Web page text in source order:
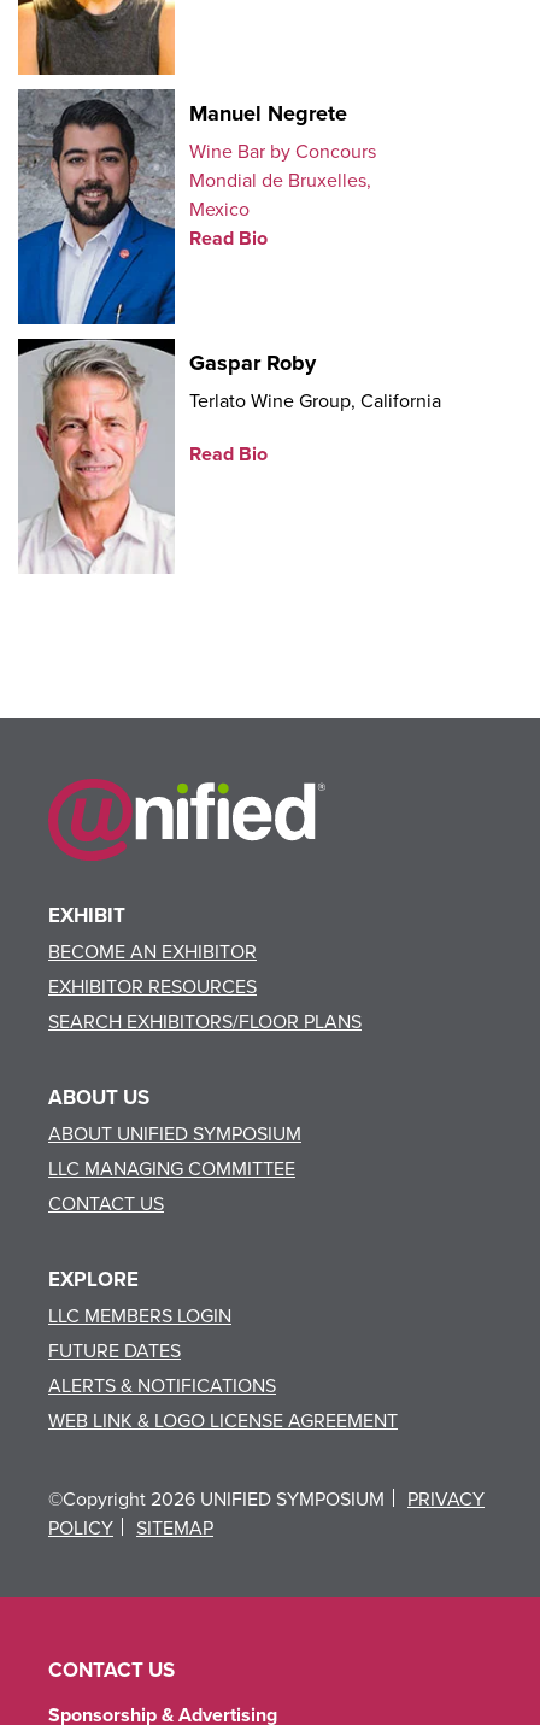
Manuel Negrete
Wine Bar by Concours
Mondial de Bruxelles,
Mexico
Read Bio
Gaspar Roby
Terlato Wine Group, California
Read Bio
EXHIBIT
BECOME AN EXHIBITOR
EXHIBITOR RESOURCES
SEARCH EXHIBITORS/FLOOR PLANS
ABOUT US
ABOUT UNIFIED SYMPOSIUM
LLC MANAGING COMMITTEE
CONTACT US
EXPLORE
LLC MEMBERS LOGIN
FUTURE DATES
ALERTS & NOTIFICATIONS
WEB LINK & LOGO LICENSE AGREEMENT
©Copyright 2026 UNIFIED SYMPOSIUM
PRIVACY
POLICY
SITEMAP
CONTACT US
Sponsorship & Advertising